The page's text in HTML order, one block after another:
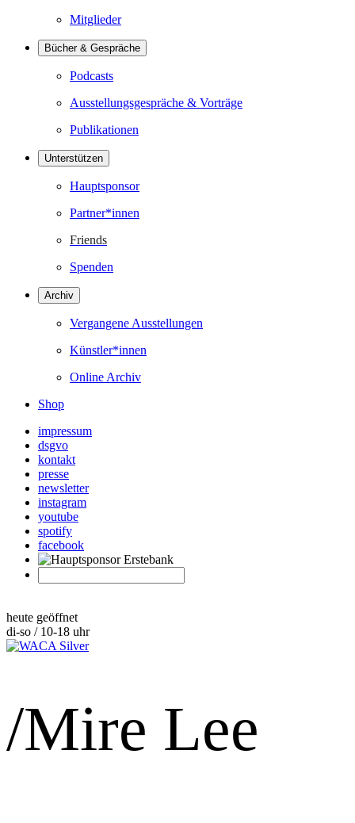
Mitglieder
Bücher & Gespräche
Podcasts
Ausstellungsgespräche & Vorträge
Publikationen
Unterstützen
Hauptsponsor
Partner*innen
Friends
Spenden
Archiv
Vergangene Ausstellungen
Künstler*innen
Online Archiv
Shop
impressum
dsgvo
kontakt
presse
newsletter
instagram
youtube
spotify
facebook
heute geöffnet
di-so / 10-18 uhr
/Mire Lee